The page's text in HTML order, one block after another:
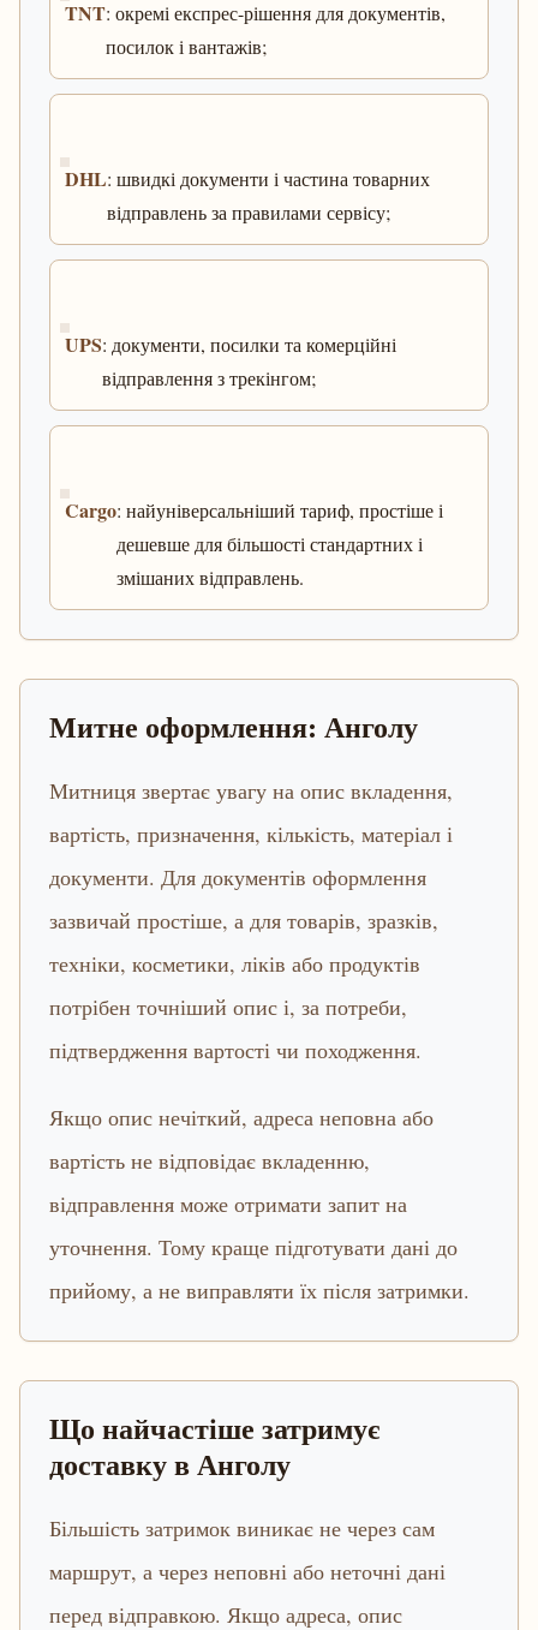
TNT: окремі експрес-рішення для документів,
посилок і вантажів;
DHL: швидкі документи і частина товарних
відправлень за правилами сервісу;
UPS: документи, посилки та комерційні
відправлення з трекінгом;
Cargo: найуніверсальніший тариф, простіше і
дешевше для більшості стандартних і
змішаних відправлень.
Митне оформлення: Анголу
Митниця звертає увагу на опис вкладення,
вартість, призначення, кількість, матеріал і
документи. Для документів оформлення
зазвичай простіше, а для товарів, зразків,
техніки, косметики, ліків або продуктів
потрібен точніший опис і, за потреби,
підтвердження вартості чи походження.
Якщо опис нечіткий, адреса неповна або
вартість не відповідає вкладенню,
відправлення може отримати запит на
уточнення. Тому краще підготувати дані до
прийому, а не виправляти їх після затримки.
Що найчастіше затримує
доставку в Анголу
Більшість затримок виникає не через сам
маршрут, а через неповні або неточні дані
перед відправкою. Якщо адреса, опис